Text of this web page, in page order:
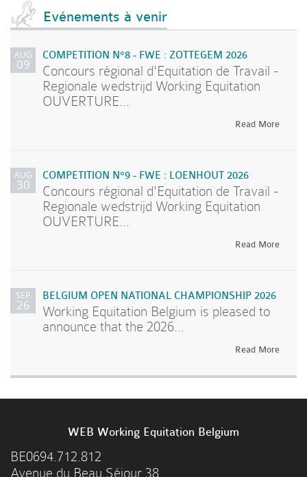
Evénements à venir
AUG
09
COMPETITION N°8 - FWE : ZOTTEGEM 2026
Concours régional d'Equitation de Travail -
Regionale wedstrijd Working Equitation
OUVERTURE...
Read More
AUG
30
COMPETITION N°9 - FWE : LOENHOUT 2026
Concours régional d'Equitation de Travail -
Regionale wedstrijd Working Equitation
OUVERTURE...
Read More
SEP
26
BELGIUM OPEN NATIONAL CHAMPIONSHIP 2026
Working Equitation Belgium is pleased to
announce that the 2026...
Read More
WEB Working Equitation Belgium
BE0694.712.812
Avenue du Beau Séjour 38